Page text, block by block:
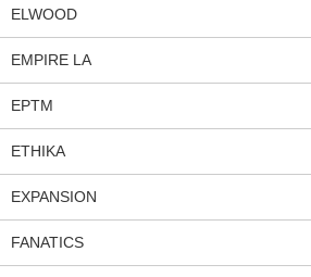
ELWOOD
EMPIRE LA
EPTM
ETHIKA
EXPANSION
FANATICS